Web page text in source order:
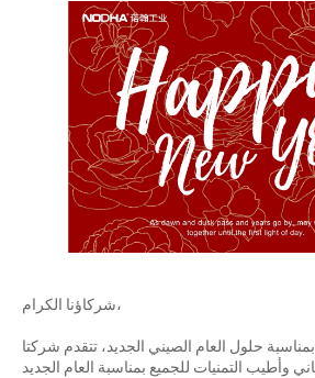
شركاؤنا الكرام،
بمناسبة حلول العام الصيني الجديد، تتقدم شركتا NODHA وReadyOn